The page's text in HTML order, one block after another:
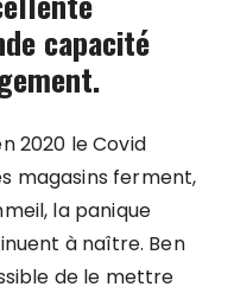
capacité
2020 le Covid
magasins ferment,
la panique
à naître. Ben
de le mettre